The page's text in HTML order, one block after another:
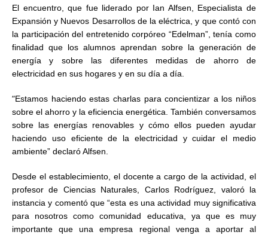
El encuentro, que fue liderado por Ian Alfsen, Especialista de
Expansión y Nuevos Desarrollos de la eléctrica, y que contó con
la participación del entretenido corpóreo “Edelman”, tenía como
finalidad que los alumnos aprendan sobre la generación de
energía y sobre las diferentes medidas de ahorro de
electricidad en sus hogares y en su día a día.
“Estamos haciendo estas charlas para concientizar a los niños
sobre el ahorro y la eficiencia energética. También conversamos
sobre las energías renovables y cómo ellos pueden ayudar
haciendo uso eficiente de la electricidad y cuidar el medio
ambiente” declaró Alfsen.
Desde el establecimiento, el docente a cargo de la actividad, el
profesor de Ciencias Naturales, Carlos Rodríguez, valoró la
instancia y comentó que “esta es una actividad muy significativa
para nosotros como comunidad educativa, ya que es muy
importante que una empresa regional venga a aportar al